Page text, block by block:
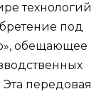
технологий
под
обещающее
передовая